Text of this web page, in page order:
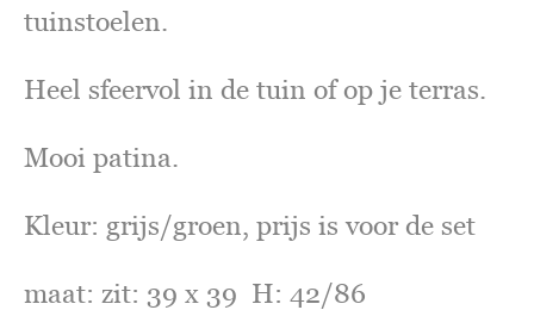
tuinstoelen.
Heel sfeervol in de tuin of op je terras.
Mooi patina.
Kleur: grijs/groen, prijs is voor de set
maat: zit: 39 x 39 H: 42/86